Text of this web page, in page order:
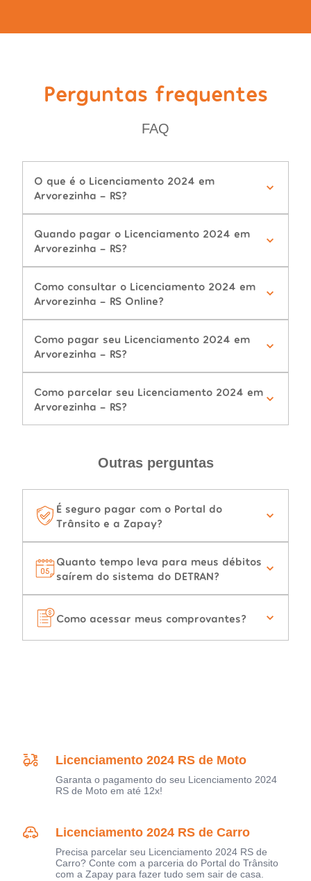
Perguntas frequentes
FAQ
O que é o Licenciamento 2024 em
Arvorezinha - RS?
Quando pagar o Licenciamento 2024 em
Arvorezinha - RS?
Como consultar o Licenciamento 2024 em
Arvorezinha - RS Online?
Como pagar seu Licenciamento 2024 em
Arvorezinha - RS?
Como parcelar seu Licenciamento 2024 em
Arvorezinha - RS?
Outras perguntas
É seguro pagar com o Portal do
Trânsito e a Zapay?
Quanto tempo leva para meus débitos
saírem do sistema do DETRAN?
Como acessar meus comprovantes?
Licenciamento 2024 RS de Moto
Garanta o pagamento do seu Licenciamento 2024
RS de Moto em até 12x!
Licenciamento 2024 RS de Carro
Precisa parcelar seu Licenciamento 2024 RS de
Carro? Conte com a parceria do Portal do Trânsito
com a Zapay para fazer tudo sem sair de casa.